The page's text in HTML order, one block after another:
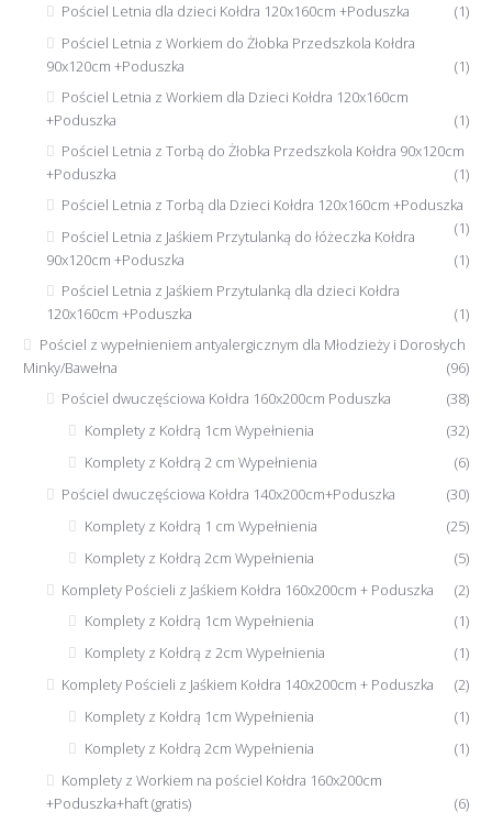
Pościel Letnia dla dzieci Kołdra 120x160cm +Poduszka
(1)
Pościel Letnia z Workiem do Żłobka Przedszkola Kołdra
90x120cm +Poduszka
(1)
Pościel Letnia z Workiem dla Dzieci Kołdra 120x160cm
+Poduszka
(1)
Pościel Letnia z Torbą do Żłobka Przedszkola Kołdra 90x120cm
+Poduszka
(1)
Pościel Letnia z Torbą dla Dzieci Kołdra 120x160cm +Poduszka
(1)
Pościel Letnia z Jaśkiem Przytulanką do łóżeczka Kołdra
90x120cm +Poduszka
(1)
Pościel Letnia z Jaśkiem Przytulanką dla dzieci Kołdra
120x160cm +Poduszka
(1)
Pościel z wypełnieniem antyalergicznym dla Młodzieży i Dorosłych
Minky/Bawełna
(96)
Pościel dwuczęściowa Kołdra 160x200cm Poduszka
(38)
Komplety z Kołdrą 1cm Wypełnienia
(32)
Komplety z Kołdrą 2 cm Wypełnienia
(6)
Pościel dwuczęściowa Kołdra 140x200cm+Poduszka
(30)
Komplety z Kołdrą 1 cm Wypełnienia
(25)
Komplety z Kołdrą 2cm Wypełnienia
(5)
Komplety Pościeli z Jaśkiem Kołdra 160x200cm + Poduszka
(2)
Komplety z Kołdrą 1cm Wypełnienia
(1)
Komplety z Kołdrą z 2cm Wypełnienia
(1)
Komplety Pościeli z Jaśkiem Kołdra 140x200cm + Poduszka
(2)
Komplety z Kołdrą 1cm Wypełnienia
(1)
Komplety z Kołdrą 2cm Wypełnienia
(1)
Komplety z Workiem na pościel Kołdra 160x200cm
+Poduszka+haft (gratis)
(6)